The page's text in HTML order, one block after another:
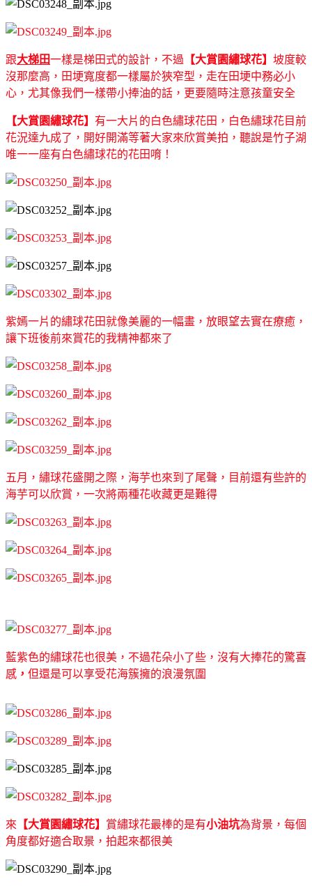
跟大梯田一樣是梯田式的設計，不過 【大賞園繡球花】 坡度較
沒那麼高，田埂寬度都一樣屬於狹窄型，走在田埂中務必小
心，尤其像我們一樣帶小捧油的話，更要隨時注意孩童安全
【大賞園繡球花】 有一大片的白色繡球花田，白色繡球花目前
花況達九成了，開好開滿等著大家來欣賞美拍，聽說是竹子湖
唯一一座有白色繡球花的花田唷！
紫嫣一片的繡球花田就像美麗的一幅畫，放眼望去實在療癒，
讓下班後前來賞花的我精神都來了
五月，繡球花盛開之際，海芋也來到了尾聲，目前還有些許的
海芋可以欣賞，一次將兩種花收藏更是難得
藍紫色的繡球花也很美，不過花朵小了些，沒有大捧花的驚喜
感 ， 但還是可以享受花海簇擁的浪漫氛圍
來 【大賞園繡球花】 賞繡球花最棒的是有小油坑為背景，每個
角度都好適合取景，拍起來都很美